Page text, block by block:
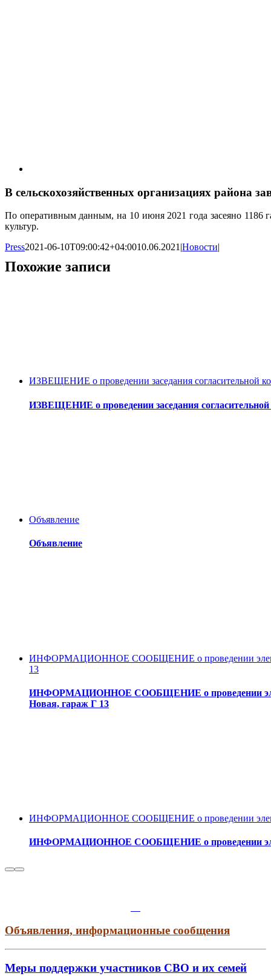
В сельскохозяйственных организациях района
По оперативным данным, на 10 июня 2021 года засеяно 1186
культур.
Press2021-06-10T09:00:42+04:0010.06.2021|Новости|
Похожие записи
ИЗВЕЩЕНИЕ о проведении заседания согласительной
ИЗВЕЩЕНИЕ о проведении заседания
Объявление
Объявление
ИНФОРМАЦИОННОЕ СООБЩЕНИЕ о проведении
13
ИНФОРМАЦИОННОЕ СООБЩЕНИЕ о проведении
Новая, гараж Г 13
ИНФОРМАЦИОННОЕ СООБЩЕНИЕ о проведении
ИНФОРМАЦИОННОЕ СООБЩЕНИЕ о проведении
Объявления, информационные сообщения
Меры поддержки участников СВО и их семей